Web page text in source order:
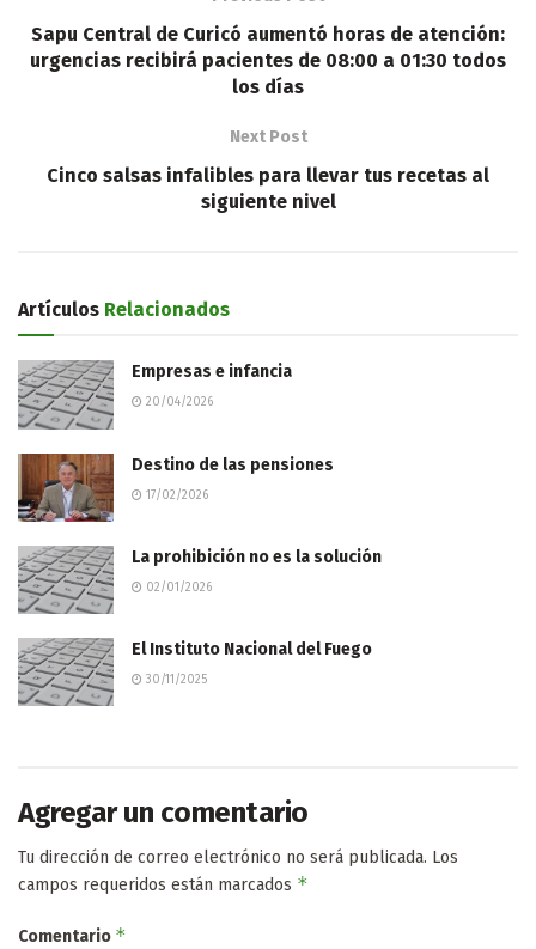
Sapu Central de Curicó aumentó horas de atención:
urgencias recibirá pacientes de 08:00 a 01:30 todos
los días
Next Post
Cinco salsas infalibles para llevar tus recetas al
siguiente nivel
Artículos Relacionados
Empresas e infancia
20/04/2026
Destino de las pensiones
17/02/2026
La prohibición no es la solución
02/01/2026
El Instituto Nacional del Fuego
30/11/2025
Agregar un comentario
Tu dirección de correo electrónico no será publicada. Los
campos requeridos están marcados *
Comentario *